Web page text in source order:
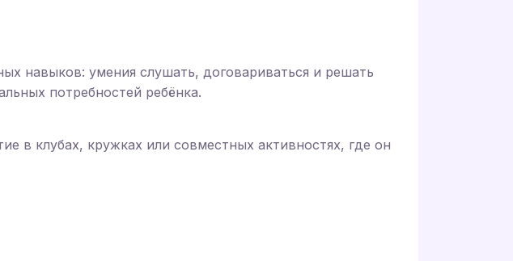
навыков: умения слушать, договариваться и решать
потребностей ребёнка.
в клубах, кружках или совместных активностях, где он